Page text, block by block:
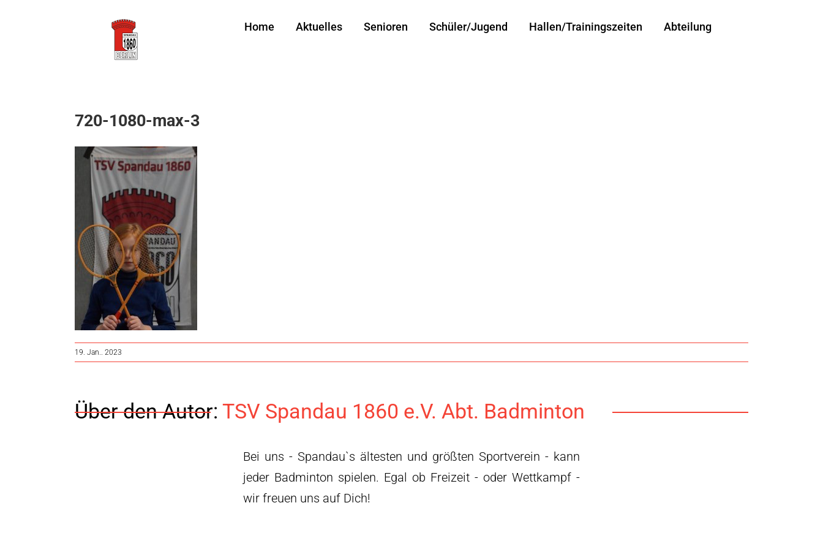
Home Aktuelles Senioren Schüler/Jugend Hallen/Trainingszeiten Abteilung
720-1080-max-3
19. Jan.. 2023
Über den Autor: TSV Spandau 1860 e.V. Abt. Badminton
Bei uns - Spandau`s ältesten und größten Sportverein - kann
jeder Badminton spielen. Egal ob Freizeit - oder Wettkampf -
wir freuen uns auf Dich!